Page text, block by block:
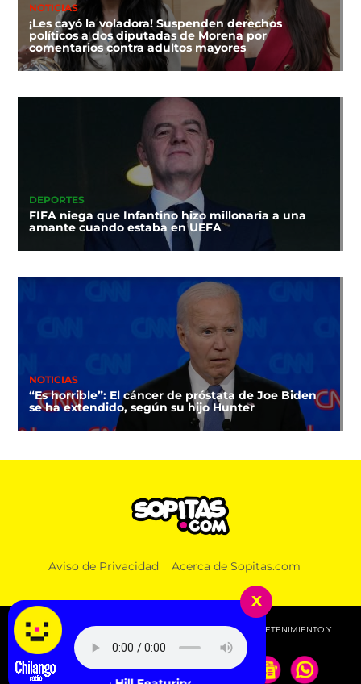
NOTICIAS
¡Les cayó la voladora! Suspenden derechos
políticos a dos diputadas de Morena por
comentarios contra adultos mayores
DEPORTES
FIFA niega que Infantino hizo millonaria a una
amante cuando estaba en UEFA
NOTICIAS
“Es horrible”: El cáncer de próstata de Joe Biden
se ha extendido, según su hijo Hunter
Aviso de Privacidad Acerca de Sopitas.com
© 2026 SOPITAS.COM - MÚSICA, NOTICIAS, DEPORTES, ENTRETENIMIENTO Y
MÁS!.
x